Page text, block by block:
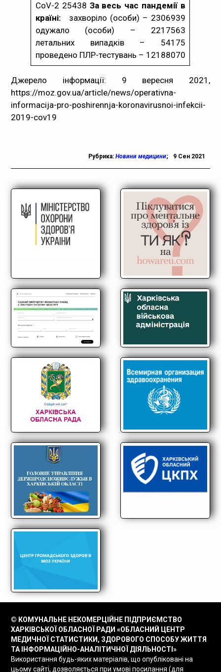
CoV-2 25438 За весь час пандемії в
країні:захворіло (особи) – 2306939
одужало (особи) – 2217563
летальних випадків – 54175
проведено ПЛР-тестувань – 12188070
Джерело інформації: 9 вересня 2021,
https://moz.gov.ua/article/news/operativna-
informacija-pro-poshirennja-koronavirusnoi-infekcii-
2019-cov19
Рубрика: Новини медицини; 9 Сен 2021
© КОМУНАЛЬНЕ НЕКОМЕРЦІЙНЕ ПІДПРИЄМСТВО
ХАРКІВСЬКОЇ ОБЛАСНОЇ РАДИ «ОБЛАСНИЙ ЦЕНТР
МЕДИЧНОЇ СТАТИСТИКИ, ЗДОРОВОГО СПОСОБУ ЖИТТЯ
ТА ІНФОРМАЦІЙНО-АНАЛІТИЧНОЇ ДІЯЛЬНОСТІ»
Використання будь-яких матеріалів, що опубліковані на
цьому сайті, дозволяється при умові посилання (для